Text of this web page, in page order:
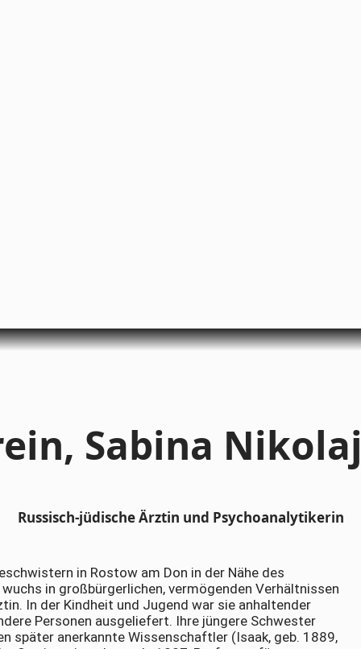
Sabina
Russisch-jüdische Ärztin und Psychoanalytikerin
in Rostow am Don in der Nähe des
in großbürgerlichen, vermögenden Verhältnissen
In der Kindheit und Jugend war sie anhaltender
Personen ausgeliefert. Ihre jüngere Schwester
später anerkannte Wissenschaftler (Isaak, geb. 1889,